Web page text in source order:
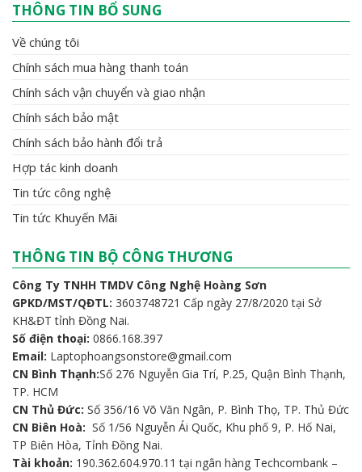
THÔNG TIN BỔ SUNG
Về chúng tôi
Chính sách mua hàng thanh toán
Chính sách vận chuyển và giao nhận
Chính sách bảo mật
Chính sách bảo hành đổi trả
Hợp tác kinh doanh
Tin tức công nghệ
Tin tức Khuyến Mãi
THÔNG TIN BỘ CÔNG THƯƠNG
Công Ty TNHH TMDV Công Nghệ Hoàng Sơn
GPKD/MST/QĐTL: 3603748721 Cấp ngày 27/8/2020 tại Sở
KH&ĐT tỉnh Đồng Nai.
Số điện thoại: 0866.168.397
Email: Laptophoangsonstore@gmail.com
CN Bình Thạnh:Số 276 Nguyễn Gia Trí, P.25, Quận Bình Thạnh,
TP. HCM
CN Thủ Đức: Số 356/16 Võ Văn Ngân, P. Bình Thọ, TP. Thủ Đức
CN Biên Hoà: Số 1/56 Nguyễn Ái Quốc, Khu phố 9, P. Hố Nai,
TP Biên Hòa, Tỉnh Đồng Nai.
Tài khoản: 190.362.604.970.11 tại ngân hàng Techcombank –